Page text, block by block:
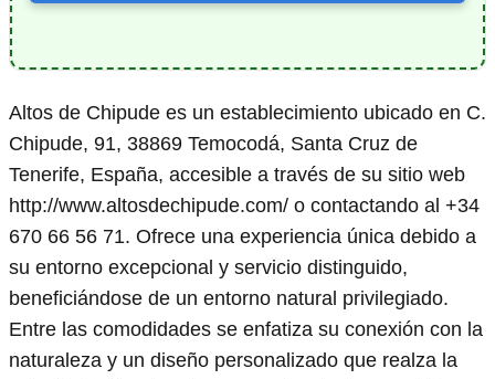
Altos de Chipude es un establecimiento ubicado en C.
Chipude, 91, 38869 Temocodá, Santa Cruz de
Tenerife, España, accesible a través de su sitio web
http://www.altosdechipude.com/ o contactando al +34
670 66 56 71. Ofrece una experiencia única debido a
su entorno excepcional y servicio distinguido,
beneficiándose de un entorno natural privilegiado.
Entre las comodidades se enfatiza su conexión con la
naturaleza y un diseño personalizado que realza la